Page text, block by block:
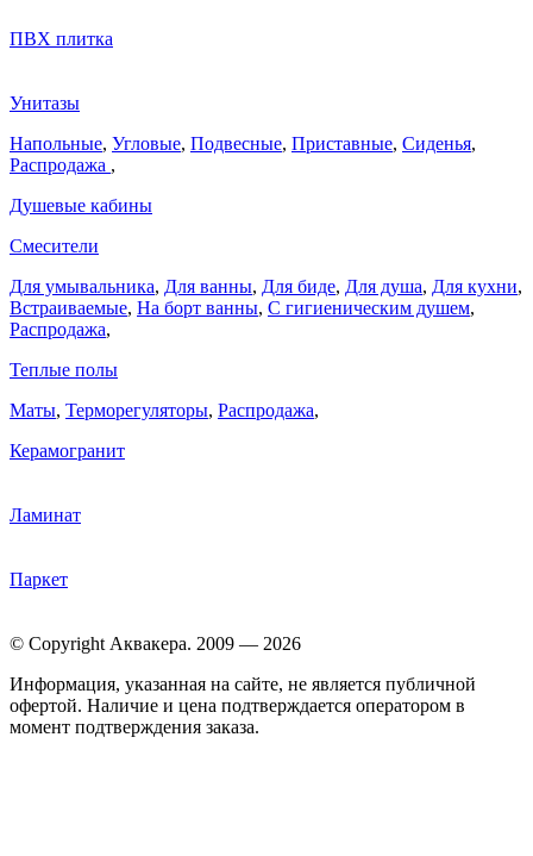
ПВХ плитка
Унитазы
Напольные, Угловые, Подвесные, Приставные, Сиденья,
Распродажа ,
Душевые кабины
Смесители
Для умывальника, Для ванны, Для биде, Для душа, Для кухни,
Встраиваемые, На борт ванны, C гигиеническим душем,
Распродажа,
Теплые полы
Маты, Терморегуляторы, Распродажа,
Керамогранит
Ламинат
Паркет
© Copyright Аквакера. 2009 — 2026
Информация, указанная на сайте, не является публичной
офертой. Наличие и цена подтверждается оператором в
момент подтверждения заказа.